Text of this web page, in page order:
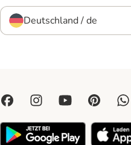
Deutschland / de